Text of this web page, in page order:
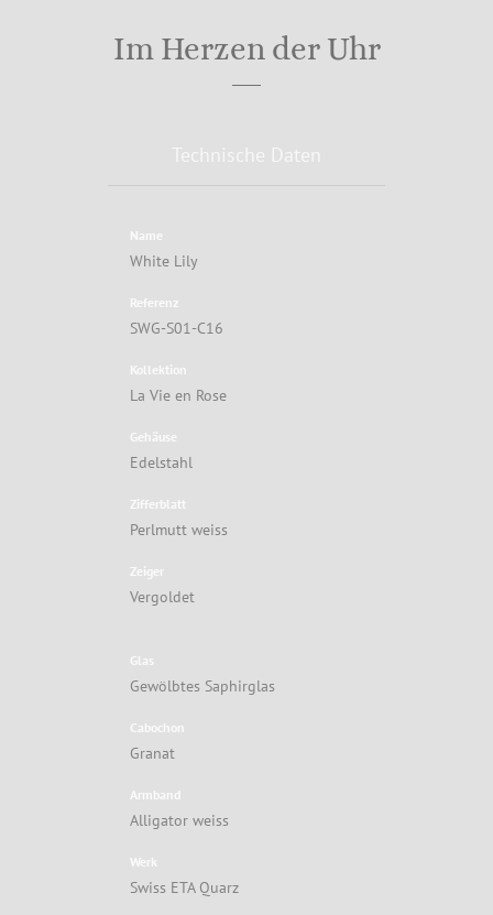
Im Herzen der Uhr
Name
White Lily
Referenz
SWG-S01-C16
Kollektion
La Vie en Rose
Gehäuse
Edelstahl
Zifferblatt
Perlmutt weiss
Zeiger
Vergoldet
Glas
Gewölbtes Saphirglas
Cabochon
Granat
Armband
Alligator weiss
Werk
Swiss ETA Quarz